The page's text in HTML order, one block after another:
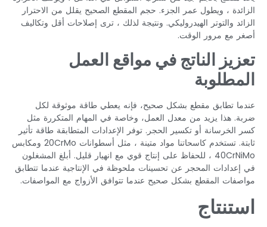
الزائدة ، ويطول عمر الجزء. حجم المقطع الصحيح يقلل من الاحترار
الزائد والتوتر الهيدروليكي. ونتيجة لذلك ، ترى إصلاحات أقل وتكاليف
أصغر مع مرور الوقت.
تعزيز الناتج في مواقع العمل
المطلوبة
عندما تطابق مقطع بشكل صحيح، فإنه يعطي طاقة موثوقة لكل
ضربة. هذا يزيد من معدل العمل، وخاصة في المهام المتكررة مثل
كسر الخرسانة أو تكسير الحجر. توفر الإعدادات المتطابقة طاقة تأثير
ثابتة. تستخدم كاسحاتنا مواد متينة ، مثل أسطوانات 20CrMo ومكابس
40CrNiMo ، للحفاظ على إنتاج قوي مع انهيار قليل. أبلغ المشغلون
في إعدادات المحجر عن تحسينات ملحوظة في الإنتاجية عندما تتطابق
مواصفات المقطع بشكل صحيح عندما تتوافق الأزواج مع المواصفات.
استنتاج